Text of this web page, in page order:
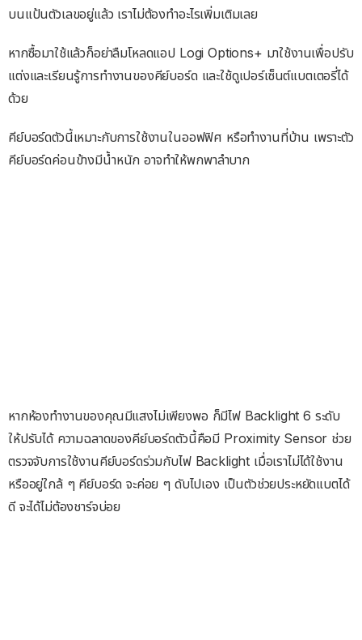
บนแป้นตัวเลขอยู่แล้ว เราไม่ต้องทำอะไรเพิ่มเติมเลย
หากซื้อมาใช้แล้วก็อย่าลืมโหลดแอป Logi Options+ มาใช้งานเพื่อปรับ
แต่งและเรียนรู้การทำงานของคีย์บอร์ด และใช้ดูเปอร์เซ็นต์แบตเตอรี่ได้
ด้วย
คีย์บอร์ดตัวนี้เหมาะกับการใช้งานในออฟฟิศ หรือทำงานที่บ้าน เพราะตัว
คีย์บอร์ดค่อนข้างมีน้ำหนัก อาจทำให้พกพาลำบาก
หากห้องทำงานของคุณมีแสงไม่เพียงพอ ก็มีไฟ Backlight 6 ระดับ
ให้ปรับได้ ความฉลาดของคีย์บอร์ดตัวนี้คือมี Proximity Sensor ช่วย
ตรวจจับการใช้งานคีย์บอร์ดร่วมกับไฟ Backlight เมื่อเราไม่ได้ใช้งาน
หรืออยู่ใกล้ ๆ คีย์บอร์ด จะค่อย ๆ ดับไปเอง เป็นตัวช่วยประหยัดแบตได้
ดี จะได้ไม่ต้องชาร์จบ่อย